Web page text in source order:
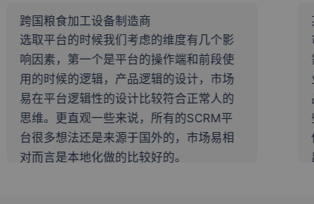
加工设备制造商
的时候我们考虑的维度有几个影
第一个是平台的操作端和前段使
的逻辑，产品逻辑的设计，市场
逻辑性的设计比较符合正常人的
直观一些来说，所有的SCRM平
法还是来源于国外的，市场易相
本地化做的比较好的。
某精细化
市场易的
需求。他
业的诉求
品开发。
些日常的
他们的产